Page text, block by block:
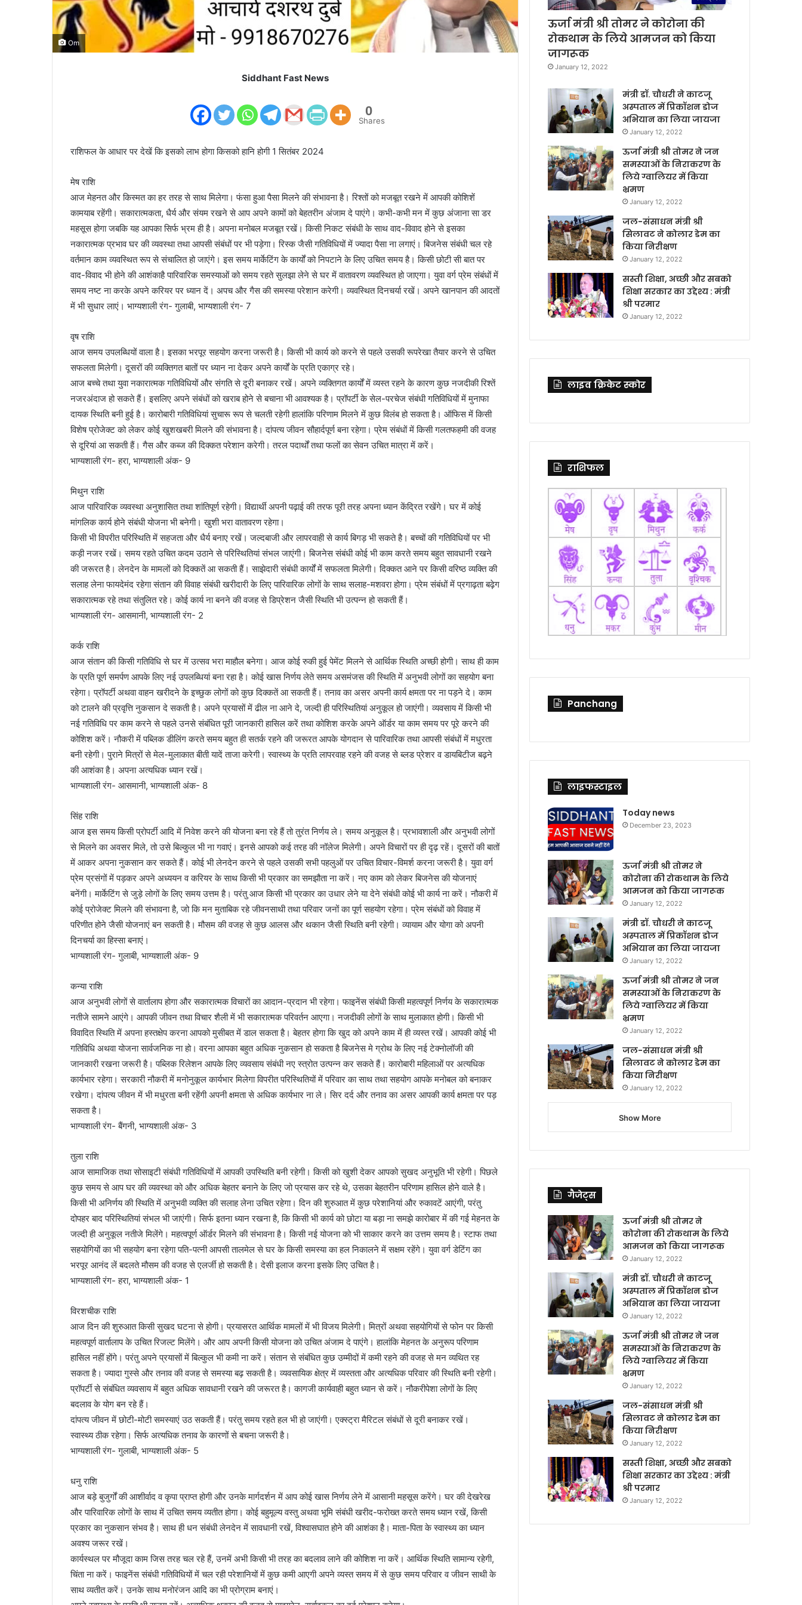
Om
Siddhant Fast News
0
Shares
राशिफल के आधार पर देखें कि इसको लाभ होगा किसको हानि होगी 1 सितंबर 2024
मेष राशि
आज मेहनत और किस्मत का हर तरह से साथ मिलेगा। फंसा हुआ पैसा मिलने की संभावना है। रिश्तों को मजबूत रखने में आपकी कोशिशें
कामयाब रहेंगी। सकारात्मकता, धैर्य और संयम रखने से आप अपने कामों को बेहतरीन अंजाम दे पाएंगे। कभी-कभी मन में कुछ अंजाना सा डर
महसूस होगा जबकि यह आपका सिर्फ भ्रम ही है। अपना मनोबल मजबूत रखें। किसी निकट संबंधी के साथ वाद-विवाद होने से इसका
नकारात्मक प्रभाव घर की व्यवस्था तथा आपसी संबंधों पर भी पड़ेगा। रिस्क जैसी गतिविधियों में ज्यादा पैसा ना लगाएं। बिजनेस संबंधी चल रहे
वर्तमान काम व्यवस्थित रूप से संचालित हो जाएंगे। इस समय मार्केटिंग के कार्यों को निपटाने के लिए उचित समय है। किसी छोटी सी बात पर
वाद-विवाद भी होने की आशंकाहै पारिवारिक समस्याओं को समय रहते सुलझा लेने से घर में वातावरण व्यवस्थित हो जाएगा। युवा वर्ग प्रेम संबंधों में
समय नष्ट ना करके अपने करियर पर ध्यान दें। अपच और गैस की समस्या परेशान करेगी। व्यवस्थित दिनचर्या रखें। अपने खानपान की आदतों
में भी सुधार लाएं। भाग्यशाली रंग- गुलाबी, भाग्यशाली रंग- 7
वृष राशि
आज समय उपलब्धियों वाला है। इसका भरपूर सहयोग करना जरूरी है। किसी भी कार्य को करने से पहले उसकी रूपरेखा तैयार करने से उचित
सफलता मिलेगी। दूसरों की व्यक्तिगत बातों पर ध्यान ना देकर अपने कार्यों के प्रति एकाग्र रहे।
आज बच्चे तथा युवा नकारात्मक गतिविधियों और संगति से दूरी बनाकर रखें। अपने व्यक्तिगत कार्यों में व्यस्त रहने के कारण कुछ नजदीकी रिश्तें
नजरअंदाज हो सकते हैं। इसलिए अपने संबंधों को खराब होने से बचाना भी आवश्यक है। प्रॉपर्टी के सेल-परचेज संबंधी गतिविधियों में मुनाफा
दायक स्थिति बनी हुई है। कारोबारी गतिविधियां सुचारू रूप से चलती रहेगी हालांकि परिणाम मिलने में कुछ विलंब हो सकता है। ऑफिस में किसी
विशेष प्रोजेक्ट को लेकर कोई खुशखबरी मिलने की संभावना है। दांपत्य जीवन सौहार्दपूर्ण बना रहेगा। प्रेम संबंधों में किसी गलतफहमी की वजह
से दूरियां आ सकती हैं। गैस और कब्ज की दिक्कत परेशान करेगी। तरल पदार्थों तथा फलों का सेवन उचित मात्रा में करें।
भाग्यशाली रंग- हरा, भाग्यशाली अंक- 9
मिथुन राशि
आज पारिवारिक व्यवस्था अनुशासित तथा शांतिपूर्ण रहेगी। विद्यार्थी अपनी पढ़ाई की तरफ पूरी तरह अपना ध्यान केंद्रित रखेंगे। घर में कोई
मांगलिक कार्य होने संबंधी योजना भी बनेगी। खुशी भरा वातावरण रहेगा।
किसी भी विपरीत परिस्थिति में सहजता और धैर्य बनाए रखें। जल्दबाजी और लापरवाही से कार्य बिगड़ भी सकते है। बच्चों की गतिविधियों पर भी
कड़ी नजर रखें। समय रहते उचित कदम उठाने से परिस्थितियां संभल जाएंगी। बिजनेस संबंधी कोई भी काम करते समय बहुत सावधानी रखने
की जरूरत है। लेनदेन के मामलों को दिक्कतें आ सकती हैं। साझेदारी संबंधी कार्यों में सफलता मिलेगी। दिक्कत आने पर किसी वरिष्ठ व्यक्ति की
सलाह लेना फायदेमंद रहेगा संतान की विवाह संबंधी खरीदारी के लिए पारिवारिक लोगों के साथ सलाह-मशवरा होगा। प्रेम संबंधों में प्रगाढ़ता बढ़ेग
सकारात्मक रहे तथा संतुलित रहे। कोई कार्य ना बनने की वजह से डिप्रेशन जैसी स्थिति भी उत्पन्न हो सकती हैं।
भाग्यशाली रंग- आसमानी, भाग्यशाली रंग- 2
कर्क राशि
आज संतान की किसी गतिविधि से घर में उत्सव भरा माहौल बनेगा। आज कोई रुकी हुई पेमेंट मिलने से आर्थिक स्थिति अच्छी होगी। साथ ही काम
के प्रति पूर्ण समर्पण आपके लिए नई उपलब्धियां बना रहा है। कोई खास निर्णय लेते समय असमंजस की स्थिति में अनुभवी लोगों का सहयोग बना
रहेगा। प्रॉपर्टी अथवा वाहन खरीदने के इच्छुक लोगों को कुछ दिक्कतें आ सकती हैं। तनाव का असर अपनी कार्य क्षमता पर ना पड़ने दे। काम
को टालने की प्रवृत्ति नुकसान दे सकती है। अपने प्रयासों में ढील ना आने दे, जल्दी ही परिस्थितियां अनुकूल हो जाएंगी। व्यवसाय में किसी भी
नई गतिविधि पर काम करने से पहले उनसे संबंधित पूरी जानकारी हासिल करें तथा कोशिश करके अपने ऑर्डर या काम समय पर पूरे करने की
कोशिश करें। नौकरी में पब्लिक डीलिंग करते समय बहुत ही सतर्क रहने की जरूरत आपके योगदान से पारिवारिक तथा आपसी संबंधों में मधुरता
बनी रहेगी। पुराने मित्रों से मेल-मुलाकात बीती यादें ताजा करेगी। स्वास्थ्य के प्रति लापरवाह रहने की वजह से ब्लड प्रेशर व डायबिटीज बढ़ने
की आशंका है। अपना अत्यधिक ध्यान रखें।
भाग्यशाली रंग- आसमानी, भाग्यशाली अंक- 8
सिंह राशि
आज इस समय किसी प्रोपर्टी आदि में निवेश करने की योजना बना रहे हैं तो तुरंत निर्णय ले। समय अनुकूल है। प्रभावशाली और अनुभवी लोगों
से मिलने का अवसर मिले, तो उसे बिल्कुल भी ना गवाएं। इनसे आपको कई तरह की नॉलेज मिलेगी। अपने विचारों पर ही दृढ़ रहें। दूसरों की बातों
में आकर अपना नुकसान कर सकते हैं। कोई भी लेनदेन करने से पहले उसकी सभी पहलुओं पर उचित विचार-विमर्श करना जरूरी है। युवा वर्ग
प्रेम प्रसंगों में पड़कर अपने अध्ययन व करियर के साथ किसी भी प्रकार का समझौता ना करें। नए काम को लेकर बिजनेस की योजनाएं
बनेंगी। मार्केटिंग से जुड़े लोगों के लिए समय उत्तम है। परंतु आज किसी भी प्रकार का उधार लेने या देने संबंधी कोई भी कार्य ना करें। नौकरी में
कोई प्रोजेक्ट मिलने की संभावना है, जो कि मन मुताबिक रहे जीवनसाथी तथा परिवार जनों का पूर्ण सहयोग रहेगा। प्रेम संबंधों को विवाह में
परिणीत होने जैसी योजनाएं बन सकती है। मौसम की वजह से कुछ आलस और थकान जैसी स्थिति बनी रहेगी। व्यायाम और योगा को अपनी
दिनचर्या का हिस्सा बनाएं।
भाग्यशाली रंग- गुलाबी, भाग्यशाली अंक- 9
कन्या राशि
आज अनुभवी लोगों से वार्तालाप होगा और सकारात्मक विचारों का आदान-प्रदान भी रहेगा। फाइनेंस संबंधी किसी महत्वपूर्ण निर्णय के सकारात्मक
नतीजे सामने आएंगे। आपकी जीवन तथा विचार शैली में भी सकारात्मक परिवर्तन आएगा। नजदीकी लोगों के साथ मुलाकात होगी। किसी भी
विवादित स्थिति में अपना हस्तक्षेप करना आपको मुसीबत में डाल सकता है। बेहतर होगा कि खुद को अपने काम में ही व्यस्त रखें। आपकी कोई भी
गतिविधि अथवा योजना सार्वजनिक ना हो। वरना आपका बहुत अधिक नुकसान हो सकता है बिजनेस मे ग्रोथ के लिए नई टेक्नोलॉजी की
जानकारी रखना जरूरी है। पब्लिक रिलेशन आपके लिए व्यवसाय संबंधी नए स्त्रोत उत्पन्न कर सकते हैं। कारोबारी महिलाओं पर अत्यधिक
कार्यभार रहेगा। सरकारी नौकरी में मनोनुकूल कार्यभार मिलेगा विपरीत परिस्थितियों में परिवार का साथ तथा सहयोग आपके मनोबल को बनाकर
रखेगा। दांपत्य जीवन में भी मधुरता बनी रहेंगी अपनी क्षमता से अधिक कार्यभार ना ले। सिर दर्द और तनाव का असर आपकी कार्य क्षमता पर पड़
सकता है।
भाग्यशाली रंग- बैंगनी, भाग्यशाली अंक- 3
तुला राशि
आज सामाजिक तथा सोसाइटी संबंधी गतिविधियों में आपकी उपस्थिति बनी रहेगी। किसी को खुशी देकर आपको सुखद अनुभूति भी रहेगी। पिछले
कुछ समय से आप घर की व्यवस्था को और अधिक बेहतर बनाने के लिए जो प्रयास कर रहे थे, उसका बेहतरीन परिणाम हासिल होने वाले है।
किसी भी अनिर्णय की स्थिति में अनुभवी व्यक्ति की सलाह लेना उचित रहेगा। दिन की शुरुआत में कुछ परेशानियां और रुकावटें आएंगी, परंतु
दोपहर बाद परिस्थितियां संभल भी जाएंगी। सिर्फ इतना ध्यान रखना है, कि किसी भी कार्य को छोटा या बड़ा ना समझे कारोबार में की गई मेहनत के
जल्दी ही अनुकूल नतीजे मिलेंगे। महत्वपूर्ण ऑर्डर मिलने की संभावना है। किसी नई योजना को भी साकार करने का उत्तम समय है। स्टाफ तथा
सहयोगियों का भी सहयोग बना रहेगा पति-पत्नी आपसी तालमेल से घर के किसी समस्या का हल निकालने में सक्षम रहेंगे। युवा वर्ग डेटिंग का
भरपूर आनंद लें बदलते मौसम की वजह से एलर्जी हो सकती है। देसी इलाज करना इसके लिए उचित है।
भाग्यशाली रंग- हरा, भाग्यशाली अंक- 1
विरशचीक राशि
आज दिन की शुरुआत किसी सुखद घटना से होगी। प्रयासरत आर्थिक मामलों में भी विजय मिलेगी। मित्रों अथवा सहयोगियों से फोन पर किसी
महत्वपूर्ण वार्तालाप के उचित रिजल्ट मिलेंगे। और आप अपनी किसी योजना को उचित अंजाम दे पाएंगे। हालांकि ‌मेहनत के अनुरूप परिणाम
हासिल नहीं होंगे। परंतु अपने प्रयासों में बिल्कुल भी कमी ना करें। संतान से संबंधित कुछ उम्मीदों में कमी रहने की वजह से मन व्यथित रह
सकता है। ज्यादा गुस्से और तनाव की वजह से समस्या बढ़ सकती है। व्यवसायिक क्षेत्र में व्यस्तता और अत्यधिक परिवार की स्थिति बनी रहेगी।
प्रॉपर्टी से संबंधित व्यवसाय में बहुत अधिक सावधानी रखने की जरूरत है। कागजी कार्यवाही बहुत ध्यान से करें। नौकरीपेशा लोगों के लिए
बदलाव के योग बन रहे हैं।
दांपत्य जीवन में छोटी-मोटी समस्याएं उठ सकती हैं। परंतु समय रहते हल भी हो जाएंगी। एक्स्ट्रा मैरिटल संबंधों से दूरी बनाकर रखें।
स्वास्थ्य ठीक रहेगा। सिर्फ अत्यधिक तनाव के कारणों से बचना जरूरी है।
भाग्यशाली रंग- गुलाबी, भाग्यशाली अंक- 5
धनु राशि
आज बड़े बुजुर्गों की आशीर्वाद व कृपा प्राप्त होगी और उनके मार्गदर्शन में आप कोई खास निर्णय लेने में आसानी महसूस करेंगे। घर की देखरेख
और पारिवारिक लोगों के साथ में उचित समय व्यतीत होगा। कोई बहुमूल्य वस्तु अथवा भूमि संबंधी खरीद-फरोख्त करते समय ध्यान रखें, किसी
प्रकार का नुकसान संभव है। साथ ही धन संबंधी लेनदेन में सावधानी रखें, विश्वासघात होने की आशंका है। माता-पिता के स्वास्थ्य का ध्यान
अवश्य जरूर रखें।
कार्यस्थल पर मौजूदा काम जिस तरह चल रहे हैं, उनमें अभी किसी भी तरह का बदलाव लाने की कोशिश ना करें। आर्थिक स्थिति सामान्य रहेगी,
चिंता ना करें। फाइनेंस संबंधी गतिविधियों में चल रही परेशानियों में कुछ कमी आएगी अपने व्यस्त समय में से कुछ समय परिवार व जीवन साथी के
साथ व्यतीत करें। उनके साथ मनोरंजन आदि का भी प्रोग्राम बनाएं।
ऊर्जा मंत्री श्री तोमर ने कोरोना की
रोकथाम के लिये आमजन को किया
जागरूक
January 12, 2022
मंत्री डॉ. चौधरी ने काटजू
अस्पताल में प्रिकॉशन डोज
अभियान का लिया जायजा
January 12, 2022
ऊर्जा मंत्री श्री तोमर ने जन
समस्याओं के निराकरण के
लिये ग्वालियर में किया
भ्रमण
January 12, 2022
जल-संसाधन मंत्री श्री
सिलावट ने कोलार डेम का
किया निरीक्षण
January 12, 2022
सस्ती शिक्षा, अच्छी और सबको
शिक्षा सरकार का उद्देश्य : मंत्री
श्री परमार
January 12, 2022
लाइव क्रिकेट स्कोर
राशिफल
Panchang
लाइफस्टाइल
Today news
December 23, 2023
ऊर्जा मंत्री श्री तोमर ने
कोरोना की रोकथाम के लिये
आमजन को किया जागरूक
January 12, 2022
मंत्री डॉ. चौधरी ने काटजू
अस्पताल में प्रिकॉशन डोज
अभियान का लिया जायजा
January 12, 2022
ऊर्जा मंत्री श्री तोमर ने जन
समस्याओं के निराकरण के
लिये ग्वालियर में किया
भ्रमण
January 12, 2022
जल-संसाधन मंत्री श्री
सिलावट ने कोलार डेम का
किया निरीक्षण
January 12, 2022
Show More
गैजेट्स
ऊर्जा मंत्री श्री तोमर ने
कोरोना की रोकथाम के लिये
आमजन को किया जागरूक
January 12, 2022
मंत्री डॉ. चौधरी ने काटजू
अस्पताल में प्रिकॉशन डोज
अभियान का लिया जायजा
January 12, 2022
ऊर्जा मंत्री श्री तोमर ने जन
समस्याओं के निराकरण के
लिये ग्वालियर में किया
भ्रमण
January 12, 2022
जल-संसाधन मंत्री श्री
सिलावट ने कोलार डेम का
किया निरीक्षण
January 12, 2022
सस्ती शिक्षा, अच्छी और सबको
शिक्षा सरकार का उद्देश्य : मंत्री
श्री परमार
January 12, 2022